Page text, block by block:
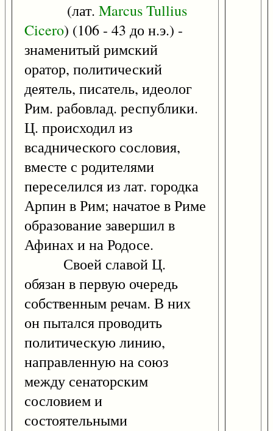
(лат. MarcusTullius
Cicero) (106 - 43 до н.э.) -
знаменитый римский
оратор, политический
деятель, писатель, идеолог
Рим. рабовлад. республики.
Ц. происходил из
всаднического сословия,
вместе с родителями
переселился из лат. городка
Арпин в Рим; начатое в Риме
образование завершил в
Афинах и на Родосе.
Своей славой Ц.
обязан в первую очередь
собственным речам. В них
он пытался проводить
политическую линию,
направленную на союз
между сенаторским
сословием и
состоятельными